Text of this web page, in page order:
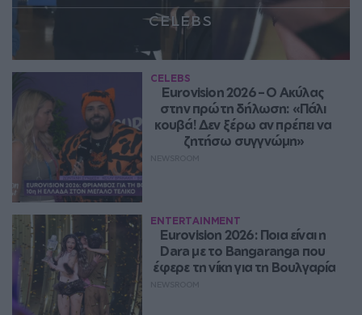
CELEBS
CELEBS
Eurovision 2026 – Ο Ακύλας
στην πρώτη δήλωση: «Πάλι
κουβά! Δεν ξέρω αν πρέπει να
ζητήσω συγγνώμη»
ENTERTAINMENT
Eurovision 2026: Ποια είναι η
Dara με το Bangaranga που
έφερε τη νίκη για τη Βουλγαρία